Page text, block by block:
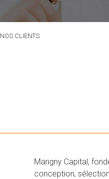
NOS CLIENTS
Marigny Capital,
conception,